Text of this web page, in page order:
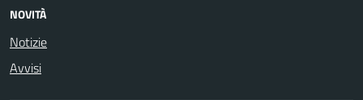
NOVITÀ
Notizie
Avvisi